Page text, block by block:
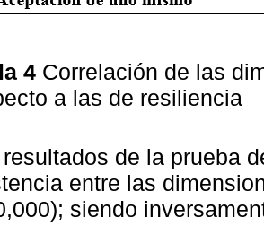
4 Correlación de las
a las de resiliencia
de la prueba
entre las
siendo